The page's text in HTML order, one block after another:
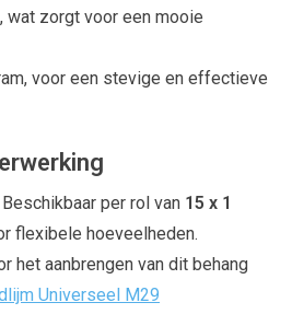
wat zorgt voor een mooie
voor een stevige en effectieve
Beschikbaar per rol van 15 x 1
flexibele hoeveelheden.
het aanbrengen van dit behang
Universeel M29